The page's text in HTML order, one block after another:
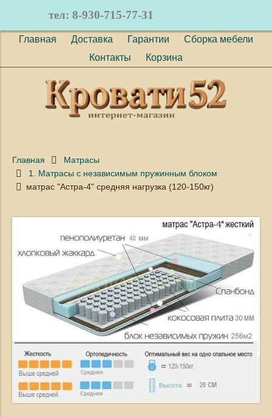
тел: 8-930-715-77-31
Главная Доставка Гарантии
Сборка мебели
Контакты
Корзина
Главная
Матрасы
1. Матрасы с независимым пружинным блоком
матрас "Астра-4" средняя нагрузка (120-150кг)